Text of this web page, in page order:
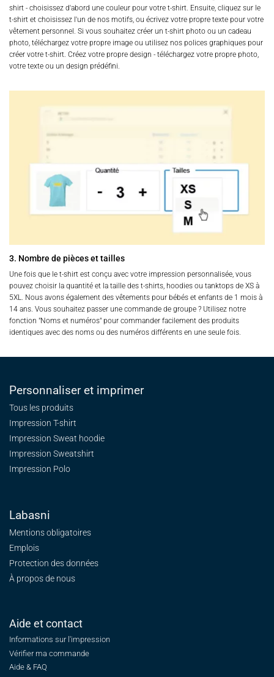
shirt - choisissez d'abord une couleur pour votre t-shirt. Ensuite, cliquez sur le
t-shirt et choisissez l'un de nos motifs, ou écrivez votre propre texte pour votre
vêtement personnel. Si vous souhaitez créer un t-shirt photo ou un cadeau
photo, téléchargez votre propre image ou utilisez nos polices graphiques pour
créer votre t-shirt. Créez votre propre design - téléchargez votre propre photo,
votre texte ou un design prédéfini.
3. Nombre de pièces et tailles
Une fois que le t-shirt est conçu avec votre impression personnalisée, vous
pouvez choisir la quantité et la taille des t-shirts, hoodies ou tanktops de XS à
5XL. Nous avons également des vêtements pour bébés et enfants de 1 mois à
14 ans. Vous souhaitez passer une commande de groupe ? Utilisez notre
fonction "Noms et numéros" pour commander facilement des produits
identiques avec des noms ou des numéros différents en une seule fois.
Personnaliser et imprimer
Tous les produits
Impression T-shirt
Impression Sweat hoodie
Impression Sweatshirt
Impression Polo
Labasni
Mentions obligatoires
Emplois
Protection des données
À propos de nous
Aide et contact
Informations sur l'impression
Vérifier ma commande
Aide & FAQ